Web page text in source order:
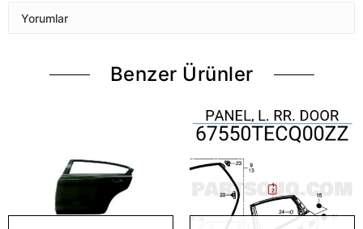
Yorumlar
Benzer Ürünler